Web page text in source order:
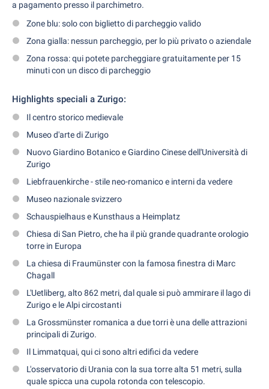
a pagamento presso il parchimetro.
Zone blu: solo con biglietto di parcheggio valido
Zona gialla: nessun parcheggio, per lo più privato o aziendale
Zona rossa: qui potete parcheggiare gratuitamente per 15
minuti con un disco di parcheggio
Highlights speciali a Zurigo:
Il centro storico medievale
Museo d'arte di Zurigo
Nuovo Giardino Botanico e Giardino Cinese dell'Università di
Zurigo
Liebfrauenkirche - stile neo-romanico e interni da vedere
Museo nazionale svizzero
Schauspielhaus e Kunsthaus a Heimplatz
Chiesa di San Pietro, che ha il più grande quadrante orologio
torre in Europa
La chiesa di Fraumünster con la famosa finestra di Marc
Chagall
L'Uetliberg, alto 862 metri, dal quale si può ammirare il lago di
Zurigo e le Alpi circostanti
La Grossmünster romanica a due torri è una delle attrazioni
principali di Zurigo.
Il Limmatquai, qui ci sono altri edifici da vedere
L'osservatorio di Urania con la sua torre alta 51 metri, sulla
quale spicca una cupola rotonda con telescopio.